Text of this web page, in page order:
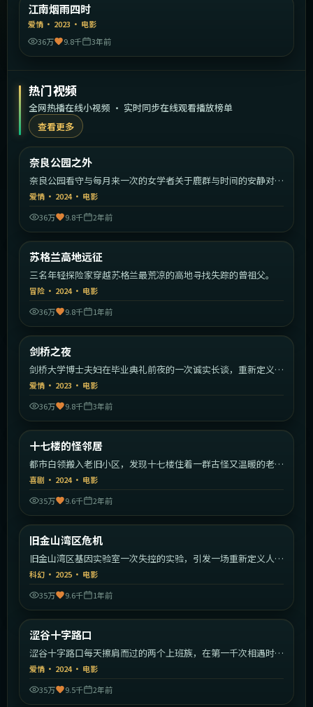
精选
江南烟雨四时
爱情 · 2023 · 电影
36万
9.8千 3年前
热门视频
全网热播在线小视频 · 实时同步在线观看播放榜单
查看更多
热门
奈良公园之外
奈良公园看守与每月来一次的女学者关于鹿群与时间的安静对
话。
爱情 · 2024· 电影
36万
9.8千 2年前
热门
苏格兰高地远征
三名年轻探险家穿越苏格兰最荒凉的高地寻找失踪的曾祖父。
冒险 · 2024· 电影
36万
9.8千 1年前
热门
剑桥之夜
剑桥大学博士夫妇在毕业典礼前夜的一次诚实长谈，重新定义婚
姻。
爱情 · 2023 · 电影
36万
9.8千 3年前
热门
十七楼的怪邻居
都市白领搬入老旧小区，发现十七楼住着一群古怪又温暖的老北
漂邻居。
喜剧 · 2024· 电影
35万
9.6千 2年前
热门
旧金山湾区危机
旧金山湾区基因实验室一次失控的实验，引发一场重新定义人类
的危机。
科幻 · 2025 · 电影
35万
9.6千 1年前
热门
涩谷十字路口
涩谷十字路口每天擦肩而过的两个上班族，在第一千次相遇时终
于停下。
爱情 · 2024· 电影
35万
9.5千 2年前